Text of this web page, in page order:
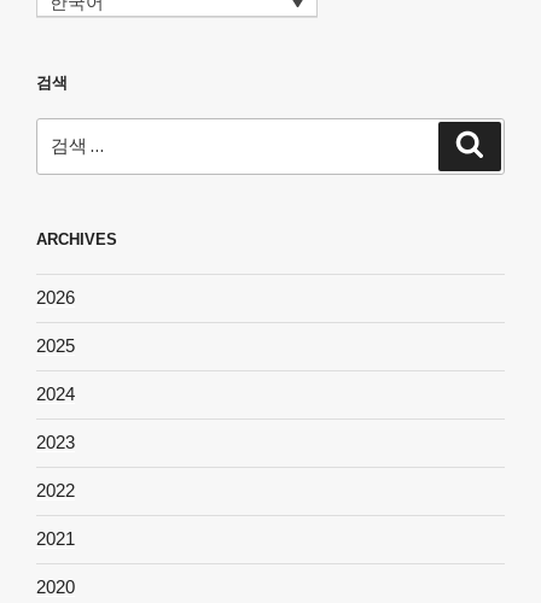
검색
색:
ARCHIVES
2026
2025
2024
2023
2022
2021
2020